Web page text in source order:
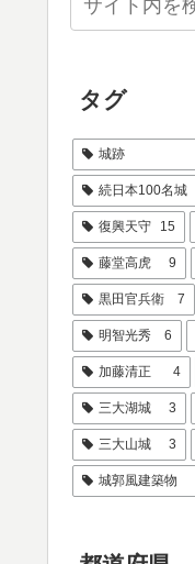
タグ
城跡
続日本100名城
復興天守 15
藤堂高虎 9
黒田官兵衛 7
明智光秀 6
加藤清正 4
三大湖城 3
三大山城 3
城郭風建築物